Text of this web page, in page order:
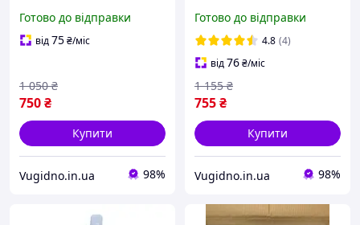
93490-2T325
Готово до відправки
від75₴/міс
750₴
1 050 ₴
Купити
Vugidno.in.ua 98%
1P170, 93490-2P170
Готово до відправки
4.8 (4)
від76₴/міс
755₴
1 155 ₴
Купити
Vugidno.in.ua 98%